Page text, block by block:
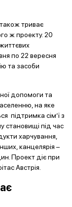
також триває
ж проекту. 20
по 22 вересня
та засоби
допомоги та
на яке
підтримка сім’ї з
становищі під час
харчування,
канцелярія –
Проект діє при
Австрія.